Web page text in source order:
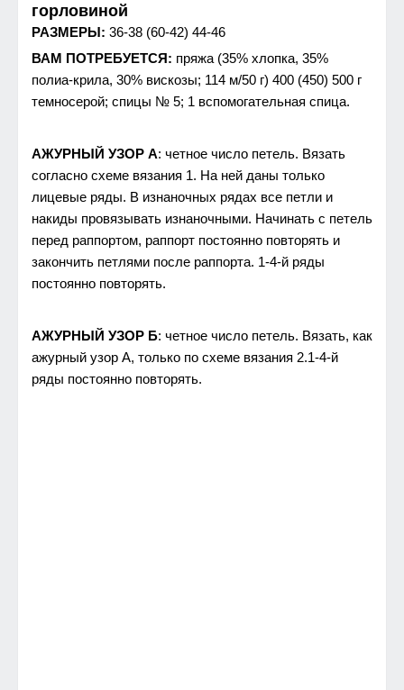
горловиной
РАЗМЕРЫ: 36-38 (60-42) 44-46
ВАМ ПОТРЕБУЕТСЯ: пряжа (35% хлопка, 35%
полиа-крила, 30% вискозы; 114 м/50 г) 400 (450) 500 г
темносерой; спицы № 5; 1 вспомогательная спица.
АЖУРНЫЙ УЗОР А: четное число петель. Вязать
согласно схеме вязания 1. На ней даны только
лицевые ряды. В изнаночных рядах все петли и
накиды провязывать изнаночными. Начинать с петель
перед раппортом, раппорт постоянно повторять и
закончить петлями после раппорта. 1-4-й ряды
постоянно повторять.
АЖУРНЫЙ УЗОР Б: четное число петель. Вязать, как
ажурный узор А, только по схеме вязания 2.1-4-й
ряды постоянно повторять.